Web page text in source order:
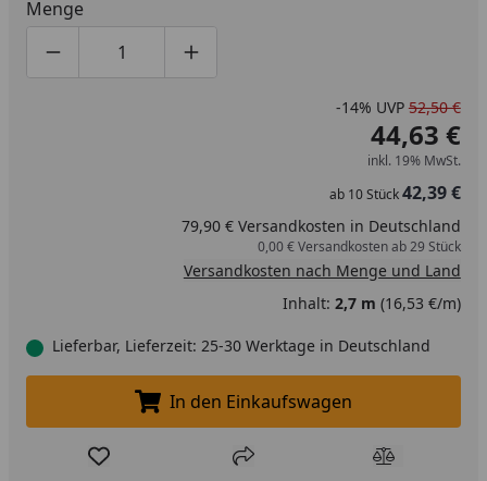
Menge
Produktmenge um eins verringern
Produktmenge manuell eingeben
Produktmenge um eins erhöhen
-14% UVP 52,50 €
44,63 €
inkl. 19% MwSt.
ab 10Stück42,39 €
79,90 € Versandkosten in Deutschland
0,00 € Versandkosten ab 29 Stück
Versandkosten nach Menge und Land
Inhalt: 2,7 m (16,53 €/m)
Lieferbar, Lieferzeit: 25-30 Werktage in Deutschland
In den Einkaufswagen legen
In den Einkaufswagen
Produkt zur Wunschliste hinzufügen
Teilen Produkt